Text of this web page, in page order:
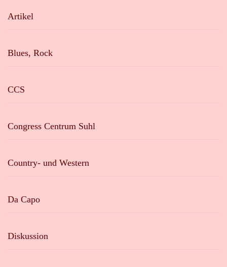
Artikel
Blues, Rock
CCS
Congress Centrum Suhl
Country- und Western
Da Capo
Diskussion